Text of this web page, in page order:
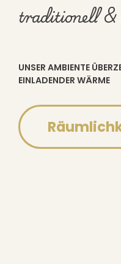
traditionell &
UNSER AMBIENTE
EINLADENDER WÄRME